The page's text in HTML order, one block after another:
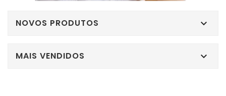
NOVOS PRODUTOS 
MAIS VENDIDOS 